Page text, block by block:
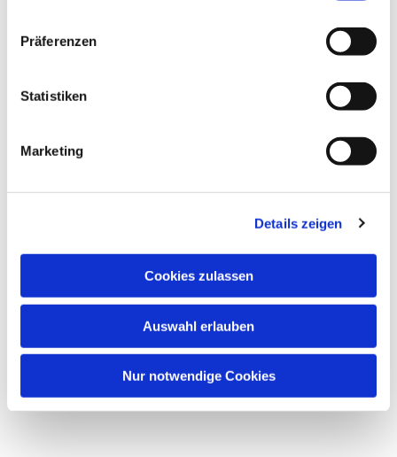
Präferenzen
Statistiken
Marketing
Details zeigen
Cookies zulassen
Auswahl erlauben
Nur notwendige Cookies
Dies könnte Sie auch